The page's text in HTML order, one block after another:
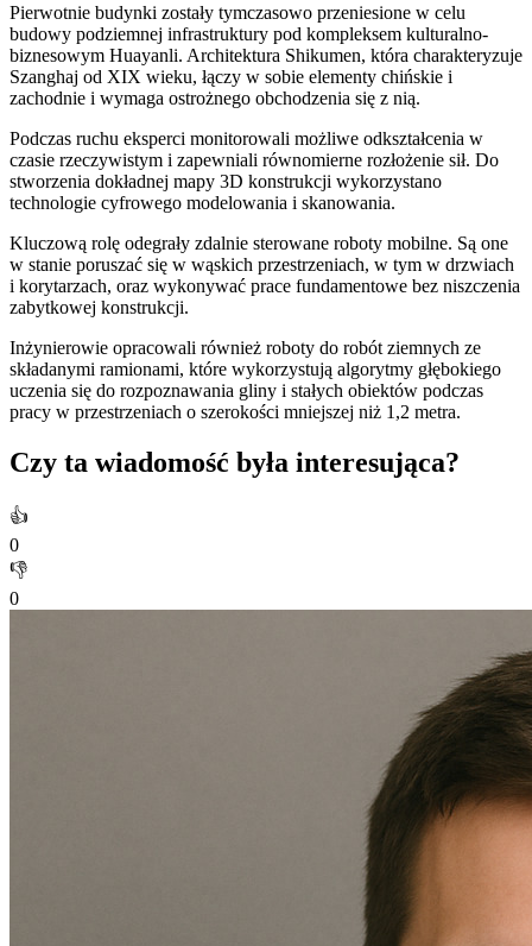
Pierwotnie budynki zostały tymczasowo przeniesione w celu
budowy podziemnej infrastruktury pod kompleksem kulturalno-
biznesowym Huayanli. Architektura Shikumen, która charakteryzuje
Szanghaj od XIX wieku, łączy w sobie elementy chińskie i
zachodnie i wymaga ostrożnego obchodzenia się z nią.
Podczas ruchu eksperci monitorowali możliwe odkształcenia w
czasie rzeczywistym i zapewniali równomierne rozłożenie sił. Do
stworzenia dokładnej mapy 3D konstrukcji wykorzystano
technologie cyfrowego modelowania i skanowania.
Kluczową rolę odegrały zdalnie sterowane roboty mobilne. Są one
w stanie poruszać się w wąskich przestrzeniach, w tym w drzwiach
i korytarzach, oraz wykonywać prace fundamentowe bez niszczenia
zabytkowej konstrukcji.
Inżynierowie opracowali również roboty do robót ziemnych ze
składanymi ramionami, które wykorzystują algorytmy głębokiego
uczenia się do rozpoznawania gliny i stałych obiektów podczas
pracy w przestrzeniach o szerokości mniejszej niż 1,2 metra.
Czy ta wiadomość była interesująca?
👍
0
👎
0